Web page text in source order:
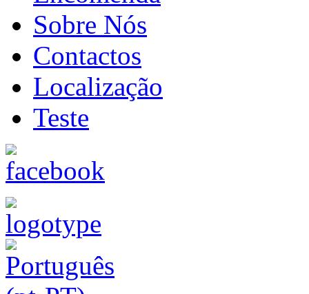
Sobre Nós
Contactos
Localização
Teste